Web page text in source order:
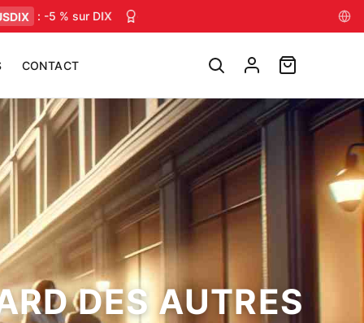
: -5 % sur DIX Conseils muscu, nutrition & mental — chaque
CONTACT
DES AUTRES